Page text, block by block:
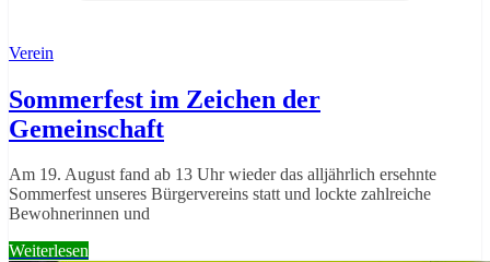
Verein
Sommerfest im Zeichen der
Gemeinschaft
Am 19. August fand ab 13 Uhr wieder das alljährlich ersehnte
Sommerfest unseres Bürgervereins statt und lockte zahlreiche
Bewohnerinnen und
Weiterlesen